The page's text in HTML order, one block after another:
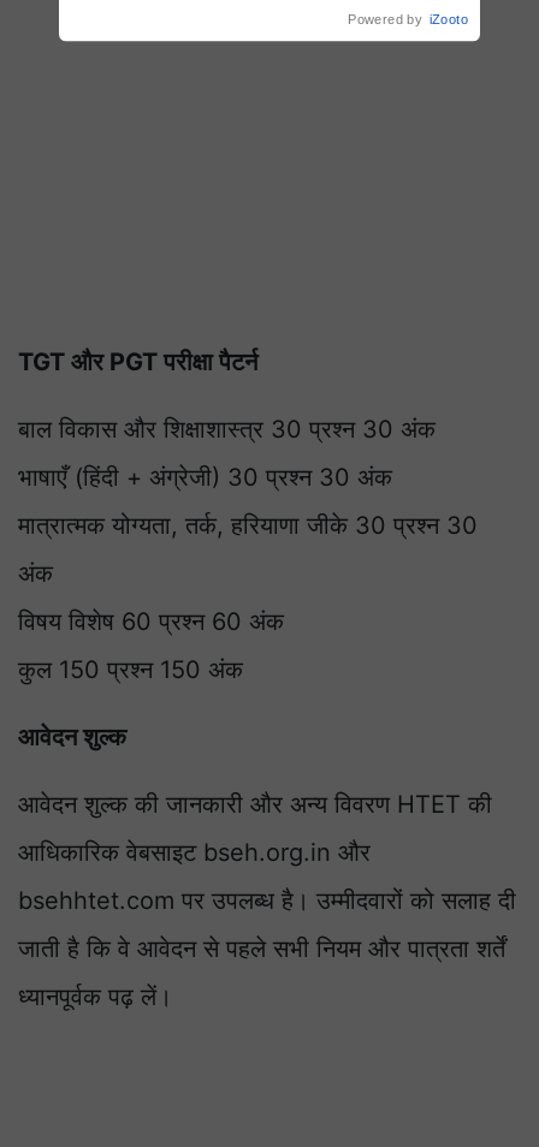
TGT और PGT परीक्षा पैटर्न
बाल विकास और शिक्षाशास्त्र 30 प्रश्न 30 अंक
भाषाएँ (हिंदी + अंग्रेजी) 30 प्रश्न 30 अंक
मात्रात्मक योग्यता, तर्क, हरियाणा जीके 30 प्रश्न 30
अंक
विषय विशेष 60 प्रश्न 60 अंक
कुल 150 प्रश्न 150 अंक
आवेदन शुल्क
आवेदन शुल्क की जानकारी और अन्य विवरण HTET की
आधिकारिक वेबसाइट bseh.org.in और
bsehhtet.com पर उपलब्ध है। उम्मीदवारों को सलाह दी
जाती है कि वे आवेदन से पहले सभी नियम और पात्रता शर्तें
ध्यानपूर्वक पढ़ लें।
Powered by iZooto